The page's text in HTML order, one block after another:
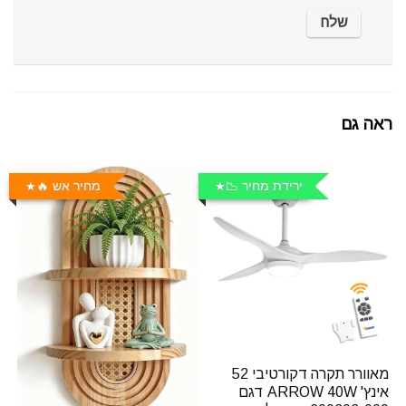
ראה גם
ירידת מחיר 📉
מאוורר תקרה דקורטיבי 52
אינץ' ARROW 40W דגם
מחיר אש 🔥